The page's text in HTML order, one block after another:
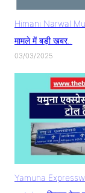
Himani Narwal
मामले में बड़ी खबर..
03/03/2025
Yamuna